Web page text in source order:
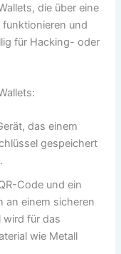
die über eine
und
für Hacking- oder
das einem
gespeichert
Code und ein
an einem sicheren
wird für das
wie Metall